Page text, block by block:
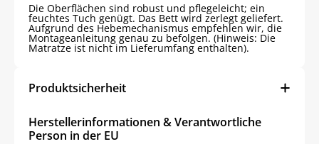
Die Oberflächen sind robust und pflegeleicht; ein
feuchtes Tuch genügt. Das Bett wird zerlegt geliefert.
Aufgrund des Hebemechanismus empfehlen wir, die
Montageanleitung genau zu befolgen. (Hinweis: Die
Matratze ist nicht im Lieferumfang enthalten).
Produktsicherheit
Herstellerinformationen & Verantwortliche
Person in der EU